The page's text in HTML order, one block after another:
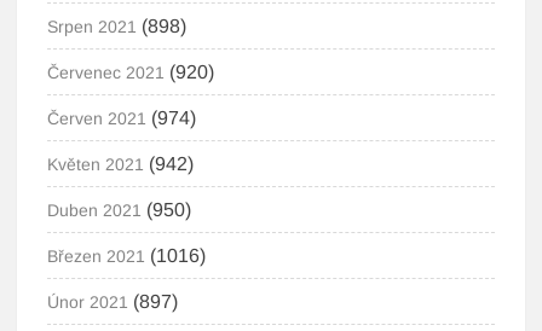
Srpen 2021 (898)
Červenec 2021 (920)
Červen 2021 (974)
Květen 2021 (942)
Duben 2021 (950)
Březen 2021 (1016)
Únor 2021 (897)